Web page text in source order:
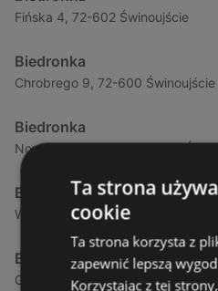
Fińska 4, 72-602 Świnoujście
Biedronka
Chrobrego 9, 72-600 Świnoujście
Biedronka
Nowokarsiborska 2, 72-600
Biedronka
Wojska Polskiego 16a, 72-600
Biedronka
Gryfa Pomorskiego, 72-500
Ta strona
cookie
Ta strona korzysta z
zapewnić lepszą
Korzystając z tej